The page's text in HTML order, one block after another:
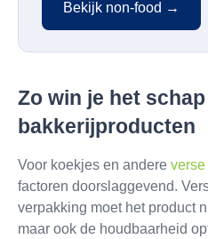
Bekijk non-food →
Zo win je het
bakkerijproducten
Voor koekjes en andere verse
factoren doorslaggevend.
verpakking moet het product
maar ook de houdbaarheid